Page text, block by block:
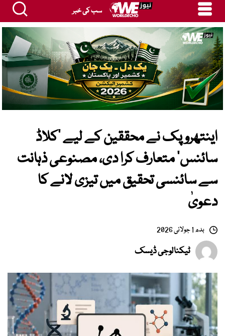
سب کی خبر
اینتھروپک نے محققین کے لیے ‘کلاڈ
سائنس’ متعارف کرا دی، مصنوعی ذہانت
سے سائنسی تحقیق میں تیزی لانے کا
دعویٰ
بدھ 1 جولائی 2026
ٹیکنالوجی ڈیسک